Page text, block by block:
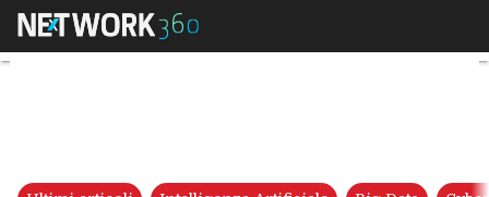
Fornitori, dati e processi: